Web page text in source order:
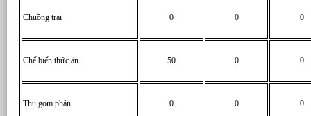
Chuồng trại 0 0 0
Chế biến thức ăn 50 0 0
Thu gom phân 0 0 0